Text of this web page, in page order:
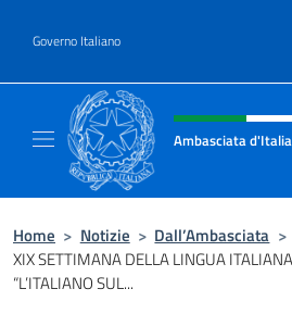
Governo Italiano
Intestazione sito,
Ambasciata
Home > Notizie > Dall’Ambasciata >
XIX SETTIMANA DELLA LINGUA
“L’ITALIANO SUL...